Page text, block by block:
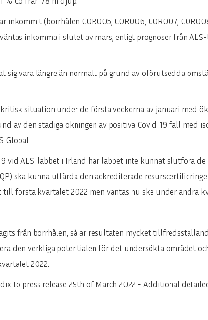
(borrhålen COR005, COR006, COR007,
inkomma i slutet av mars, enligt prognoser från
sig vara längre än normalt på grund av oförutsedda
situation under de första veckorna av januari med
av den stadiga ökningen av positiva Covid-19 fall med
Global.
vid ALS-labbet i Irland har labbet inte kunnat slutföra de
ska kunna utfärda den ackrediterade
till första kvartalet 2022 men väntas nu ske under andra
från borrhålen, så är resultaten mycket
den verkliga potentialen för det undersökta området
2022.
to press release 29th of March 2022 - Additional